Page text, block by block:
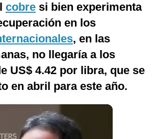
cobre si bien experimenta
en los
, en las
no llegaría a los
US$ 4.42 por libra, que se
en abril para este año.